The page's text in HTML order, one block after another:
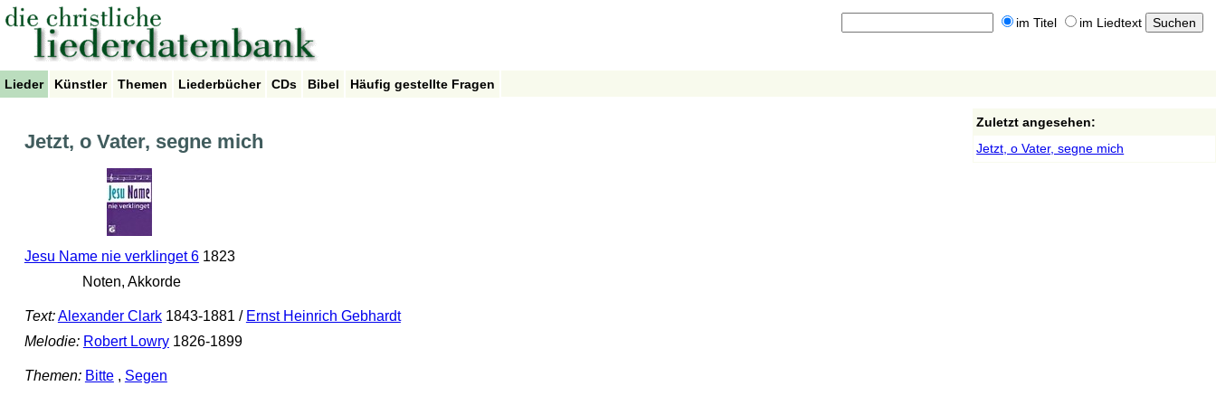
im Titel im Liedtext
Lieder Künstler Themen Liederbücher CDs Bibel Häufig gestellte Fragen
Jetzt, o Vater, segne mich
Jesu Name nie verklinget 61823
Noten, Akkorde
Text:Alexander Clark1843-1881 / Ernst Heinrich Gebhardt
Melodie: Robert Lowry1826-1899
Themen: Bitte, Segen
Zuletzt angesehen:
Jetzt, o Vater, segne mich